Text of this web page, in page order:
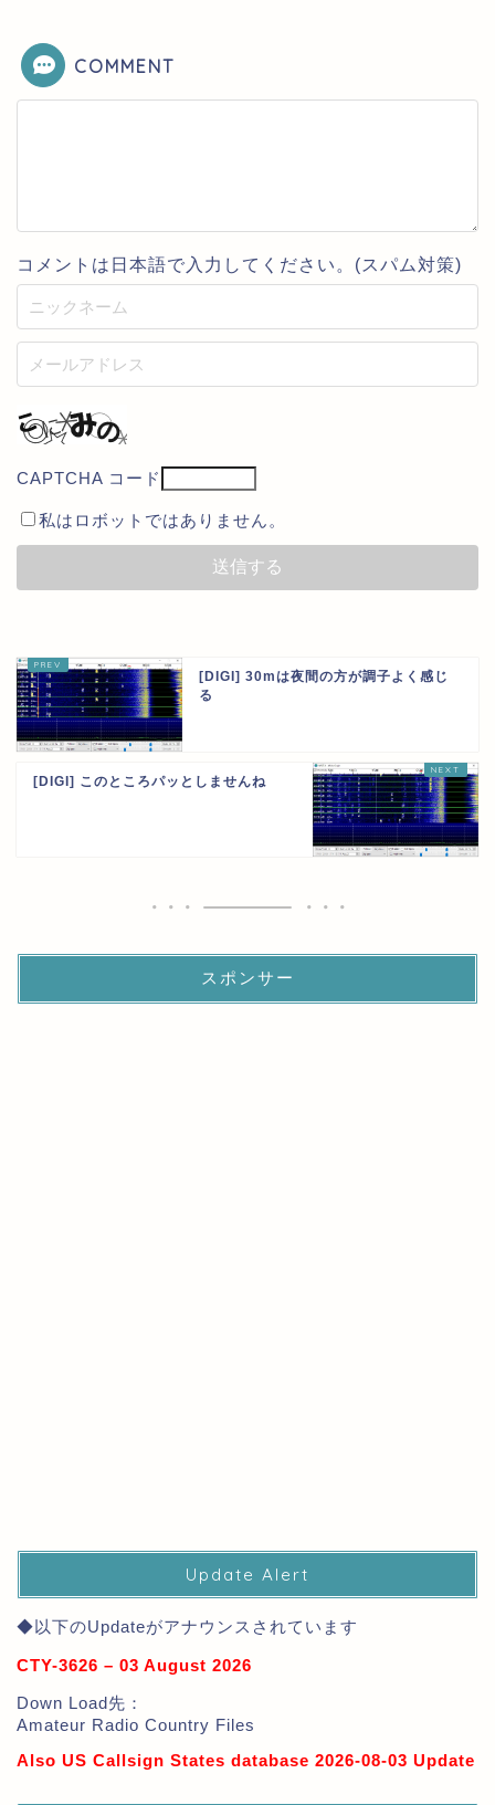
COMMENT
コメントは日本語で入力してください。(スパム対策)
CAPTCHA コード
私はロボットではありません。
[DIGI] 30mは夜間の方が調子よく感じ
る
[DIGI] このところパッとしませんね
スポンサー
Update Alert
◆以下のUpdateがアナウンスされています
CTY-3626 – 03 August 2026
Down Load先：
Amateur Radio Country Files
Also US Callsign States database 2026-08-03 Update